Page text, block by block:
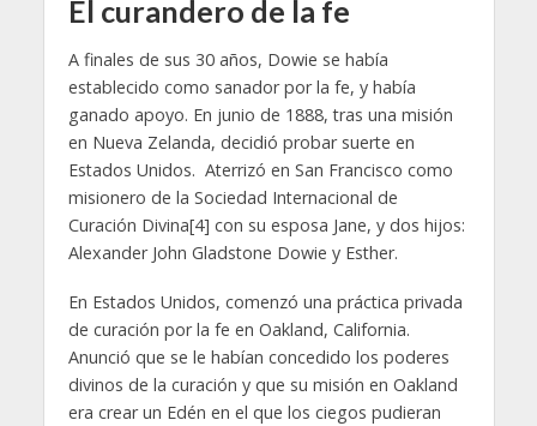
El curandero de la fe
A finales de sus 30 años, Dowie se había
establecido como sanador por la fe, y había
ganado apoyo. En junio de 1888, tras una misión
en Nueva Zelanda, decidió probar suerte en
Estados Unidos. Aterrizó en San Francisco como
misionero de la Sociedad Internacional de
Curación Divina[4] con su esposa Jane, y dos hijos:
Alexander John Gladstone Dowie y Esther.
En Estados Unidos, comenzó una práctica privada
de curación por la fe en Oakland, California.
Anunció que se le habían concedido los poderes
divinos de la curación y que su misión en Oakland
era crear un Edén en el que los ciegos pudieran